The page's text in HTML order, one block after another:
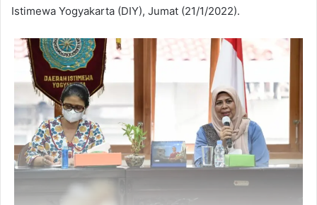
Istimewa Yogyakarta (DIY), Jumat (21/1/2022).